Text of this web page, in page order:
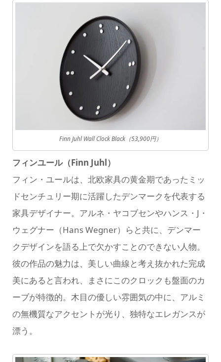
Finn Juhl Wall Clock Black（53,900円）
フィンユール（Finn Juhl）
フィン・ユールは、北欧家具の黄金期であったミッ
ドセンチュリー期に活躍したデンマークを代表する
家具デザイナー。アルネ・ヤコブセンやハンス・J・
ウェグナー（Hans Wegner）らと共に、デンマー
クデザインを語る上で欠かすことのできない人物。
彼の作品の魅力は、美しい曲線と考え抜かれた完成
美にあると言われ、まさにこのクロックも盤面のカ
ーブが特徴的。木目の優しい雰囲気の中に、アルミ
の無機質なアクセントが光り、独特なエレガンスが
漂う。